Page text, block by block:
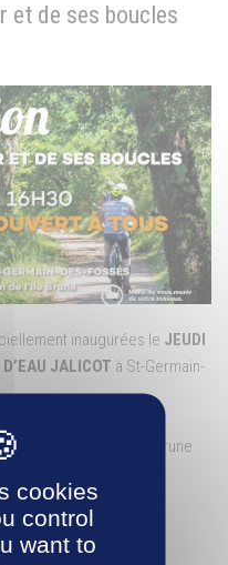
et de ses boucles
inaugurées le JEUDI
JALICOT à St-Germain-
, chemin de l’ïle brune
cookies
control
want to